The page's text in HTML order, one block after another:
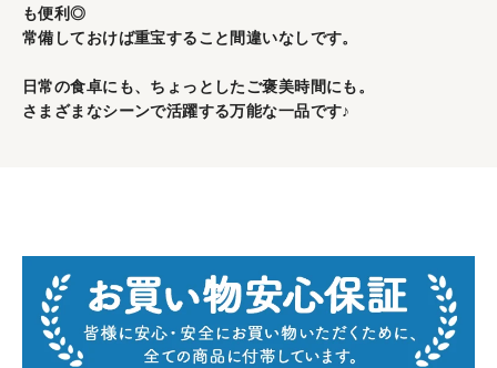
も便利◎
常備しておけば重宝すること間違いなしです。
日常の食卓にも、ちょっとしたご褒美時間にも。
さまざまなシーンで活躍する万能な一品です♪